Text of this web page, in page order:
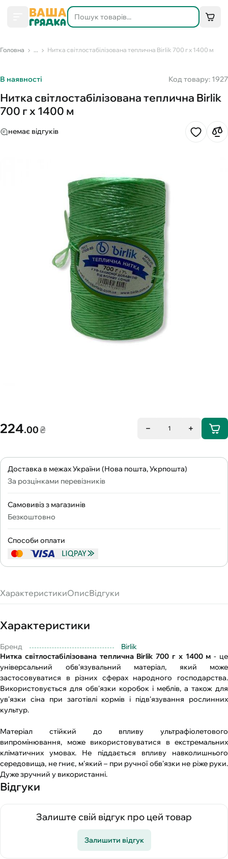
Головна ... Нитка світлостабілізована теплична Birlik 700 г х 1400 м
В наявності Код товару: 1927
Нитка світлостабілізована теплична Birlik
700 г х 1400 м
немає відгуків
224.00₴ 1
Доставка в межах України (Нова пошта, Укрпошта)
За розцінками перевізників
Самовивіз з магазинів
Безкоштовно
Способи оплати
ХарактеристикиОписВідгуки
Характеристики
Бренд
Birlik
Нитка світлостабілізована теплична Birlik 700 г х 1400 м - це
універсальний обв'язувальний матеріал, який може
застосовуватися в різних сферах народного господарства.
Використовується для обв'язки коробок і меблів, а також для
ув'язки сіна при заготівлі кормів і підв'язування рослинних
культур.
Матеріал стійкий до впливу ультрафіолетового
випромінювання, може використовуватися в екстремальних
кліматичних умовах. Не піддається впливу навколишнього
середовища, не гниє, м'який – при ручної обв'язки не ріже руки.
Дуже зручний у використанні.
Відгуки
Залиште свій відгук про цей товар
Залишити відгук